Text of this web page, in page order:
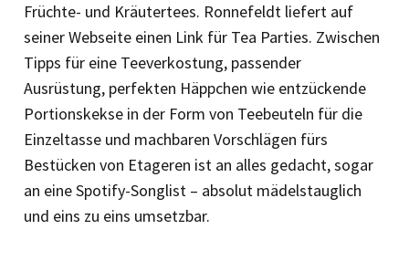
Früchte- und Kräutertees. Ronnefeldt liefert auf
seiner Webseite ­einen Link für Tea Parties. Zwischen
Tipps für eine Teeverkostung, passender
Ausrüstung, perfekten Häppchen wie entzückende
Portionskekse in der Form von Teebeuteln für die
Einzeltasse und machbaren Vorschlägen fürs
Bestücken von Etageren ist an alles gedacht, sogar
an eine Spotify-Songlist – absolut mädelstauglich
und eins zu eins umsetzbar.